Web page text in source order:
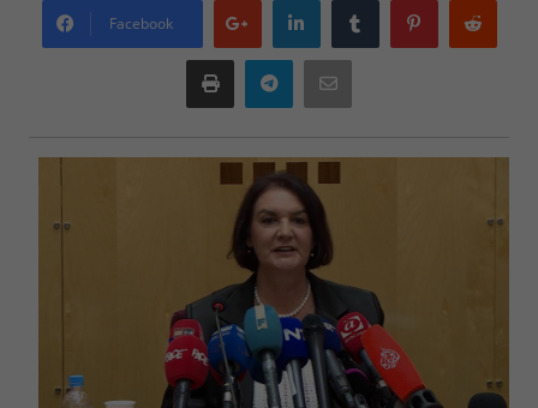
Facebook
Google
plus
LinkedIn Tumblr Pinterest
Print Telegram